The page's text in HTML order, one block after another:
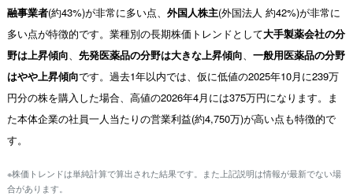
融事業者(約43%)が非常に多い点、 外国人株主(外国法人 約42%)が非常に
多い点が特徴的です。業種別の長期株価トレンドとして大手製薬会社の分
野は上昇傾向、 先発医薬品の分野は大きな上昇傾向、 一般用医薬品の分野
はやや上昇傾向です。過去1年以内では、仮に低値の2025年10月に239万
円分の株を購入した場合、高値の2026年4月には375万円になります。ま
た本体企業の社員一人当たりの営業利益(約4,750万)が高い点も特徴的で
す。
※株価トレンドは単純計算で算出された結果です。また上記説明は情報が最新でない場
合があります。